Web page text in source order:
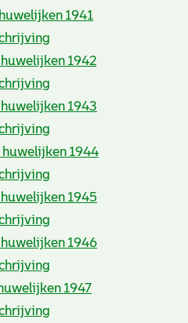
1941
1942
1943
huwelijken 1944
1945
1946
1947